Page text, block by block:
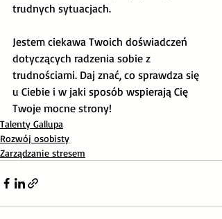
trudnych sytuacjach.
Jestem ciekawa Twoich doświadczeń
dotyczących radzenia sobie z
trudnościami. Daj znać, co sprawdza się
u Ciebie i w jaki sposób wspierają Cię
Twoje mocne strony!
Talenty Gallupa
Rozwój osobisty
Zarządzanie stresem